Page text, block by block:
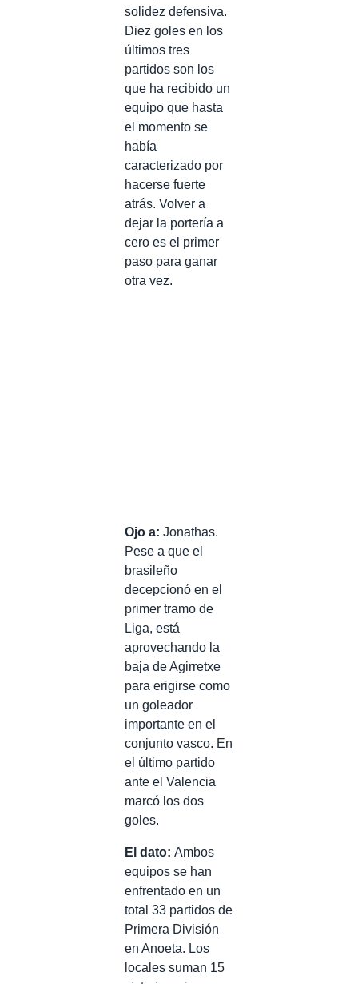
solidez defensiva.
Diez goles en los
últimos tres
partidos son los
que ha recibido un
equipo que hasta
el momento se
había
caracterizado por
hacerse fuerte
atrás. Volver a
dejar la portería a
cero es el primer
paso para ganar
otra vez.
Ojo a: Jonathas.
Pese a que el
brasileño
decepcionó en el
primer tramo de
Liga, está
aprovechando la
baja de Agirretxe
para erigirse como
un goleador
importante en el
conjunto vasco. En
el último partido
ante el Valencia
marcó los dos
goles.
El dato: Ambos
equipos se han
enfrentado en un
total 33 partidos de
Primera División
en Anoeta. Los
locales suman 15